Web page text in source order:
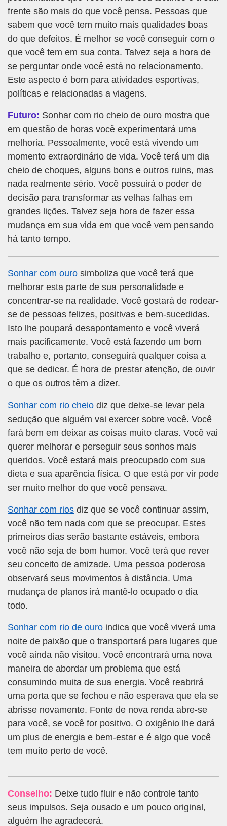
frente são mais do que você pensa. Pessoas que
sabem que você tem muito mais qualidades boas
do que defeitos. É melhor se você conseguir com o
que você tem em sua conta. Talvez seja a hora de
se perguntar onde você está no relacionamento.
Este aspecto é bom para atividades esportivas,
políticas e relacionadas a viagens.
Futuro: Sonhar com rio cheio de ouro mostra que
em questão de horas você experimentará uma
melhoria. Pessoalmente, você está vivendo um
momento extraordinário de vida. Você terá um dia
cheio de choques, alguns bons e outros ruins, mas
nada realmente sério. Você possuirá o poder de
decisão para transformar as velhas falhas em
grandes lições. Talvez seja hora de fazer essa
mudança em sua vida em que você vem pensando
há tanto tempo.
Sonhar com ouro simboliza que você terá que
melhorar esta parte de sua personalidade e
concentrar-se na realidade. Você gostará de rodear-
se de pessoas felizes, positivas e bem-sucedidas.
Isto lhe poupará desapontamento e você viverá
mais pacificamente. Você está fazendo um bom
trabalho e, portanto, conseguirá qualquer coisa a
que se dedicar. É hora de prestar atenção, de ouvir
o que os outros têm a dizer.
Sonhar com rio cheio diz que deixe-se levar pela
sedução que alguém vai exercer sobre você. Você
fará bem em deixar as coisas muito claras. Você vai
querer melhorar e perseguir seus sonhos mais
queridos. Você estará mais preocupado com sua
dieta e sua aparência física. O que está por vir pode
ser muito melhor do que você pensava.
Sonhar com rios diz que se você continuar assim,
você não tem nada com que se preocupar. Estes
primeiros dias serão bastante estáveis, embora
você não seja de bom humor. Você terá que rever
seu conceito de amizade. Uma pessoa poderosa
observará seus movimentos à distância. Uma
mudança de planos irá mantê-lo ocupado o dia
todo.
Sonhar com rio de ouro indica que você viverá uma
noite de paixão que o transportará para lugares que
você ainda não visitou. Você encontrará uma nova
maneira de abordar um problema que está
consumindo muita de sua energia. Você reabrirá
uma porta que se fechou e não esperava que ela se
abrisse novamente. Fonte de nova renda abre-se
para você, se você for positivo. O oxigênio lhe dará
um plus de energia e bem-estar e é algo que você
tem muito perto de você.
Conselho: Deixe tudo fluir e não controle tanto
seus impulsos. Seja ousado e um pouco original,
alguém lhe agradecerá.